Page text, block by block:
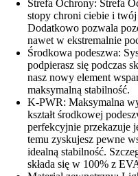
Strefa Ochrony: Strefa
stopy chroni ciebie i twój
Dodatkowo pozwala
nawet w ekstremalnie
Środkowa podeszwa:
podpierasz się podczas
nasz nowy element
maksymalną stabilność.
K-PWR: Maksymalna
kształt środkowej
perfekcyjnie przekazuje
temu zyskujesz pewne
idealną stabilność.
składa się w 100% z